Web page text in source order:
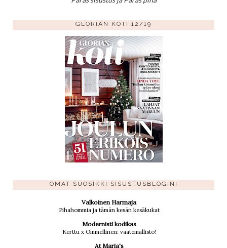
GLORIAN KOTI 12/19
OMAT SUOSIKKI SISUSTUSBLOGINI
Valkoinen Harmaja
Pihahommia ja tämän kesän kesäkukat
Modernisti kodikas
Kerttu x Ommellinen: vaatemallisto!
At Maria's